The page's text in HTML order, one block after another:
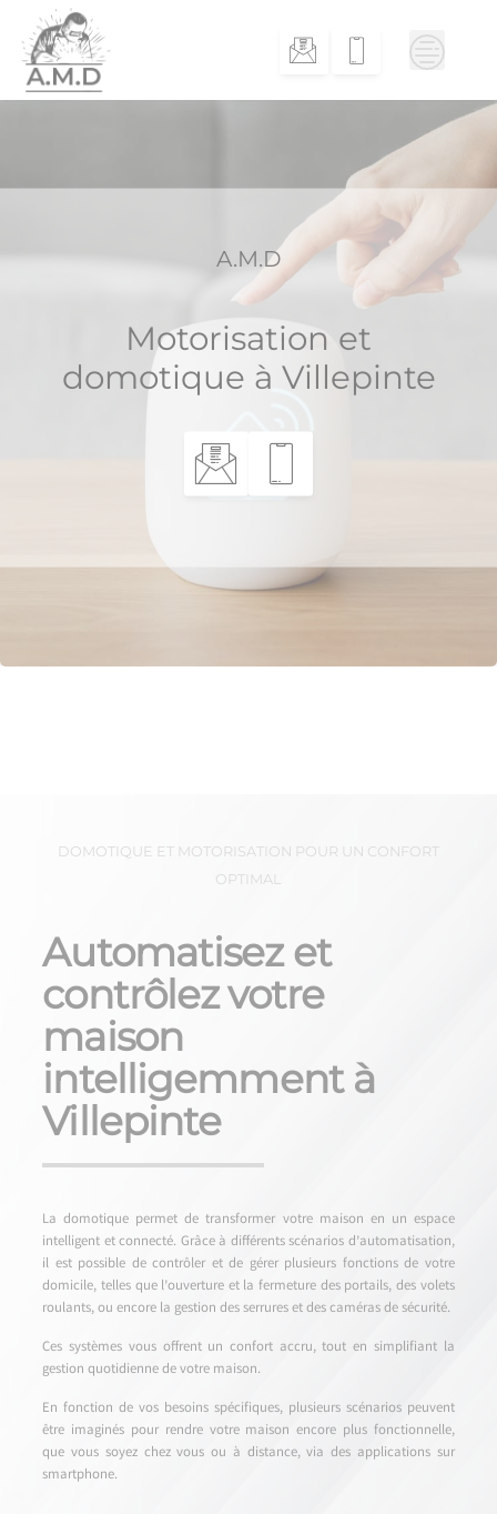
content
A.M.D
Motorisation et
domotique à Villepinte
DOMOTIQUE ET MOTORISATION POUR UN CONFORT
OPTIMAL
Automatisez et
contrôlez votre
maison
intelligemment à
Villepinte
La domotique permet de transformer votre maison en un espace
intelligent et connecté. Grâce à différents scénarios d’automatisation,
il est possible de contrôler et de gérer plusieurs fonctions de votre
domicile, telles que l’ouverture et la fermeture des portails, des volets
roulants, ou encore la gestion des serrures et des caméras de sécurité.
Ces systèmes vous offrent un confort accru, tout en simplifiant la
gestion quotidienne de votre maison.
En fonction de vos besoins spécifiques, plusieurs scénarios peuvent
être imaginés pour rendre votre maison encore plus fonctionnelle,
que vous soyez chez vous ou à distance, via des applications sur
smartphone.